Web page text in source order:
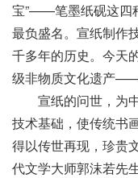
宝”——笔墨纸砚这四
最负盛名。宣纸制作
千多年的历史。今天
级非物质文化遗产——
宣纸的问世，为中
技术基础，使传统书
得以传世再现，珍贵
代文学大师郭沫若先